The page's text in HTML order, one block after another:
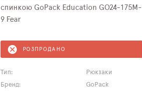
спинкою GoPack Education GO24-175M-
9 Fear
РОЗПРОДАНО
Тип:
Рюкзаки
Бренд:
GoPack